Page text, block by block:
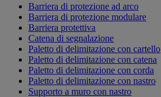
Barriera di protezione ad arco
Barriera di protezione modulare
Barriera protettiva
Catena di segnalazione
Paletto di delimitazione con cartello
Paletto di delimitazione con catena
Paletto di delimitazione con corda
Paletto di delimitazione con nastro
Supporto a muro con nastro